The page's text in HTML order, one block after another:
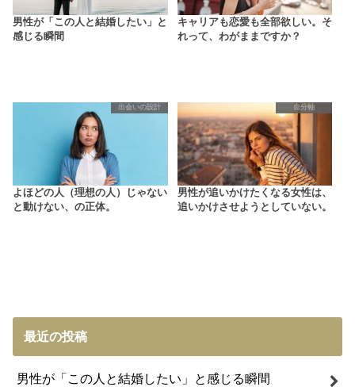
男性が「この人と結婚したい」と
感じる瞬間
キャリアも恋愛も全部欲しい。そ
れって、わがままですか？
出会いの設計
よほどの人（理想の人）じゃない
と動けない、の正体。
自分軸
男性が追いかけたくなる女性は、
追いかけさせようとしていない。
最近の投稿
男性が「この人と結婚したい」と感じる瞬間